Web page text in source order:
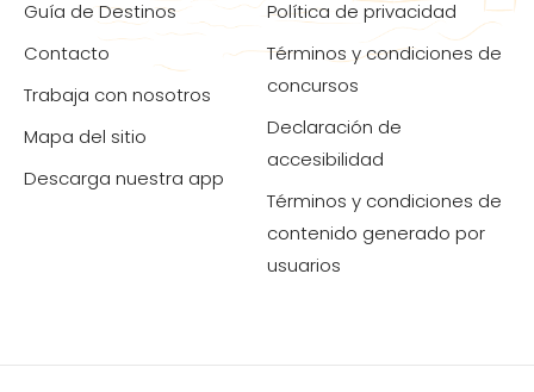
Guía de Destinos
Contacto
Trabaja con nosotros
Mapa del sitio
Descarga nuestra app
Política de privacidad
Términos y condiciones de
concursos
Declaración de
accesibilidad
Términos y condiciones de
contenido generado por
usuarios